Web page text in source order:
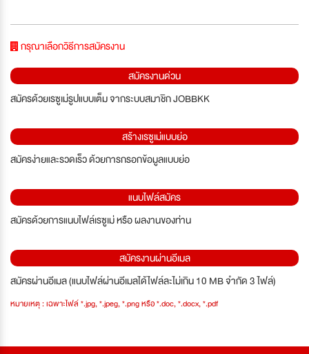
กรุณาเลือกวิธีการสมัครงาน
สมัครงานด่วน
สมัครด้วยเรซูเม่รูปแบบเต็ม จากระบบสมาชิก JOBBKK
สร้างเรซูเม่แบบย่อ
สมัครง่ายและรวดเร็ว ด้วยการกรอกข้อมูลแบบย่อ
แนบไฟล์สมัคร
สมัครด้วยการแนบไฟล์เรซูเม่ หรือ ผลงานของท่าน
สมัครงานผ่านอีเมล
สมัครผ่านอีเมล (แนบไฟล์ผ่านอีเมลได้ไฟล์ละไม่เกิน 10 MB จำกัด 3 ไฟล์)
หมายเหตุ : เฉพาะไฟล์ *.jpg, *.jpeg, *.png หรือ *.doc, *.docx, *.pdf